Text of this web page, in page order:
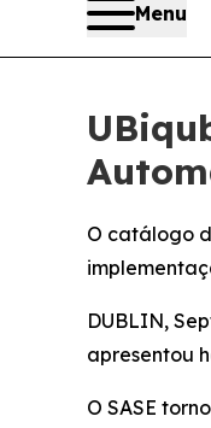
Menu
O catálogo
DUBLIN,
apresentou
O SASE